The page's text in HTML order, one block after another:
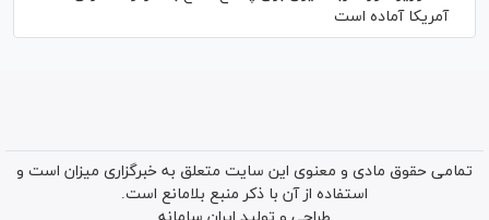
آمریکا آماده است
تمامی حقوق مادی و معنوی این سایت متعلق به خبرگزاری میزان است و
استفاده از آن با ذکر منبع بلامانع است.